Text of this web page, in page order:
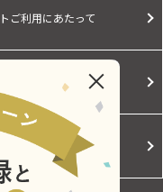
ご利用にあたって
用規約